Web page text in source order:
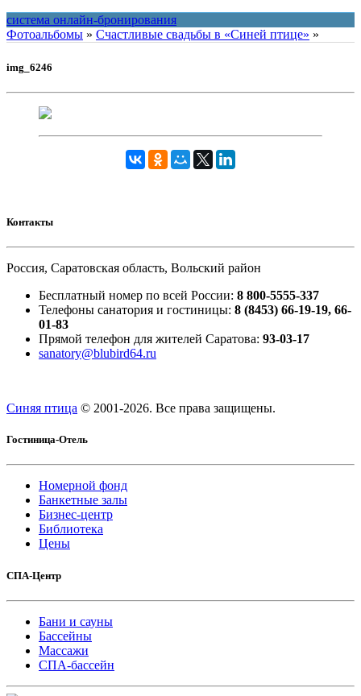
система онлайн-бронирования
Фотоальбомы » Счастливые свадьбы в «Синей птице» »
img_6246
Контакты
Россия, Саратовская область, Вольский район
Бесплатный номер по всей России: 8 800-5555-337
Телефоны санатория и гостиницы: 8 (8453) 66-19-19, 66-
01-83
Прямой телефон для жителей Саратова: 93-03-17
sanatory@blubird64.ru
Синяя птица © 2001-2026. Все права защищены.
Гостиница-Отель
Номерной фонд
Банкетные залы
Бизнес-центр
Библиотека
Цены
СПА-Центр
Бани и сауны
Бассейны
Массажи
СПА-бассейн